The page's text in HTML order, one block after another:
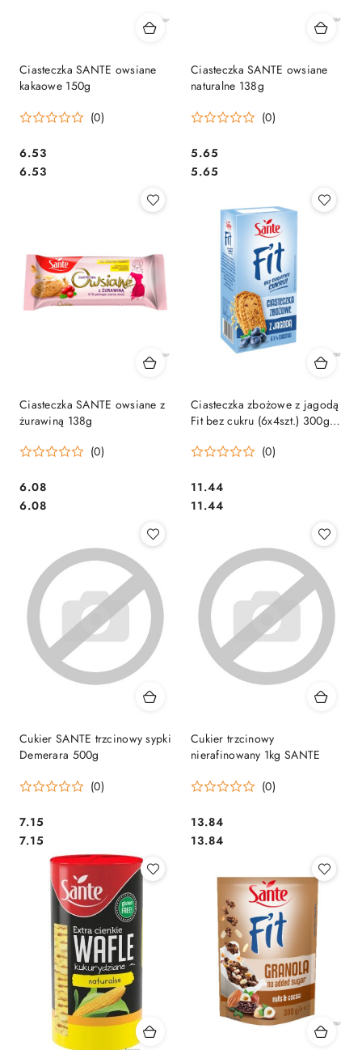
Ciasteczka SANTE owsiane
kakaowe 150g
(0)
Cena:
6.53
Cena:
6.53
Ciasteczka SANTE owsiane
naturalne 138g
(0)
Cena:
5.65
Cena:
5.65
Ciasteczka SANTE owsiane z
żurawiną 138g
(0)
Cena:
6.08
Cena:
6.08
Ciasteczka zbożowe z jagodą
Fit bez cukru (6x4szt.) 300g
(0)
Cena:
11.44
Cena:
11.44
Cukier SANTE trzcinowy sypki
Demerara 500g
(0)
Cena:
7.15
Cena:
7.15
Cukier trzcinowy
nierafinowany 1kg SANTE
(0)
Cena:
13.84
Cena:
13.84